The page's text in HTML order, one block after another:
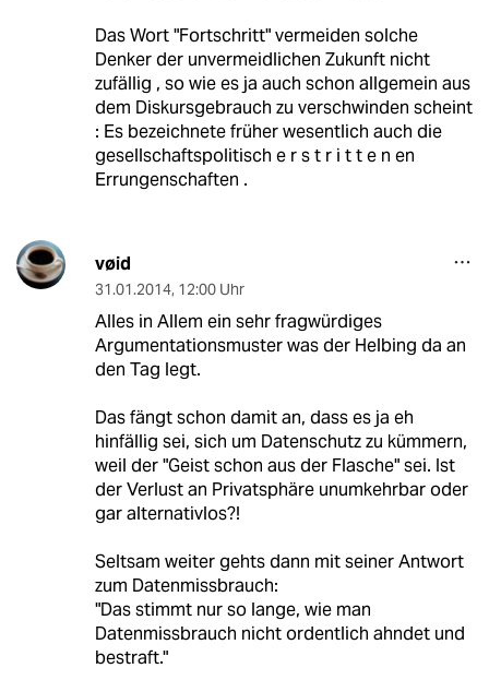
Das Wort "Fortschritt" vermeiden solche
Denker der unvermeidlichen Zukunft nicht
zufällig , so wie es ja auch schon allgemein aus
dem Diskursgebrauch zu verschwinden scheint
: Es bezeichnete früher wesentlich auch die
gesellschaftspolitisch e r s t r i t t e n en
Errungenschaften .
vøid
31.01.2014, 12:00 Uhr
Alles in Allem ein sehr fragwürdiges
Argumentationsmuster was der Helbing da an
den Tag legt.
Das fängt schon damit an, dass es ja eh
hinfällig sei, sich um Datenschutz zu kümmern,
weil der "Geist schon aus der Flasche" sei. Ist
der Verlust an Privatsphäre unumkehrbar oder
gar alternativlos?!
Seltsam weiter gehts dann mit seiner Antwort
zum Datenmissbrauch:
"Das stimmt nur so lange, wie man
Datenmissbrauch nicht ordentlich ahndet und
bestraft."